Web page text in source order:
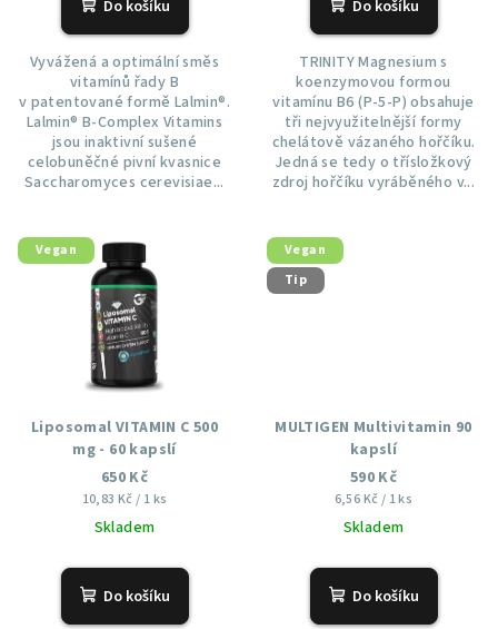
Do košíku
Vyvážená a optimální směs
vitamínů řady B
v patentované formě Lalmin®.
Lalmin® B-Complex Vitamins
jsou inaktivní sušené
celobuněčné pivní kvasnice
Saccharomyces cerevisiae...
Do košíku
TRINITY Magnesium s
koenzymovou formou
vitamínu B6 (P-5-P) obsahuje
tři nejvyužitelnější formy
chelátově vázaného hořčíku.
Jedná se tedy o třísložkový
zdroj hořčíku vyráběného v...
Vegan
Liposomal VITAMIN C 500
mg - 60 kapslí
650 Kč
Měrná
cena:
10,83 Kč / 1 ks
Skladem
Do košíku
Vegan
Tip
MULTIGEN Multivitamin 90
kapslí
590 Kč
Měrná
cena:
6,56 Kč / 1 ks
Skladem
Do košíku